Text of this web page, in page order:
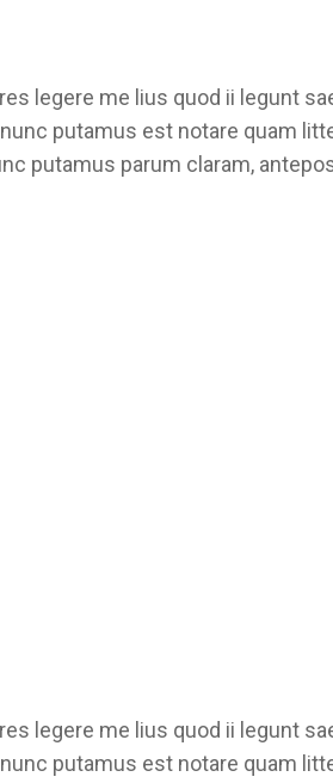
legere me lius quod ii legunt
putamus est notare quam
putamus parum claram,
legere me lius quod ii legunt
putamus est notare quam